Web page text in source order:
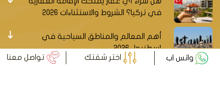
في تركيا؟ الشروط والاستثناءات 2026
أهم المعالم والمناطق السياحية في
إسطنبول 2026
واتس اب اختر شقتك تواصل معنا